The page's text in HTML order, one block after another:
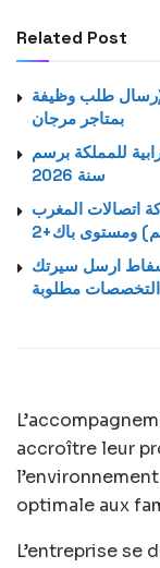
Related Post
الرسمي لإرسال طلب وظيفة
بمتاجر مرجان
للمملكة برسم
سنة 2026
اتصالات المغرب
ارسل سيرتك
التخصصات مطلوبة
accroître leur
optimale aux
L’entreprise se